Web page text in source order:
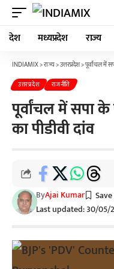
देश मध्यप्रदेश राज्य
INDIAMIX>राज्य>उत्तरप्रदेश>पूर्वांचल में
उत्तरप्रदेश राजनीति
पूर्वांचल में सपा
का पीडीवी दांव
Last updated: 30/05/
ByAjai Kumar